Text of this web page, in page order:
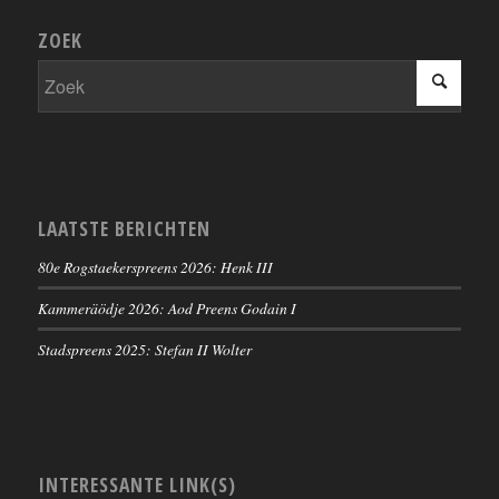
ZOEK
LAATSTE BERICHTEN
80e Rogstaekerspreens 2026: Henk III
Kammeräödje 2026: Aod Preens Godain I
Stadspreens 2025: Stefan II Wolter
INTERESSANTE LINK(S)